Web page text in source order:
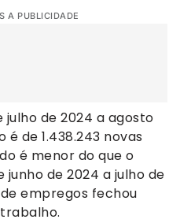
A PUBLICIDADE
julho de 2024 a agosto
de 1.438.243 novas
é menor do que o
de 2024 a julho de
empregos fechou